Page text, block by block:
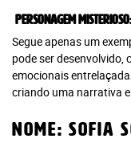
Personagem Misterioso:
Segue apenas um
pode ser
emocionais
criando uma narrativa
Nome: Sofia